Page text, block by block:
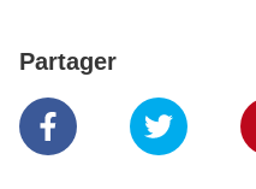
Partager